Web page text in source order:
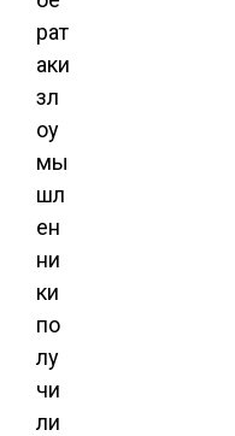
рат
аки
зл
оу
мы
шл
ен
ни
ки
по
лу
чи
ли